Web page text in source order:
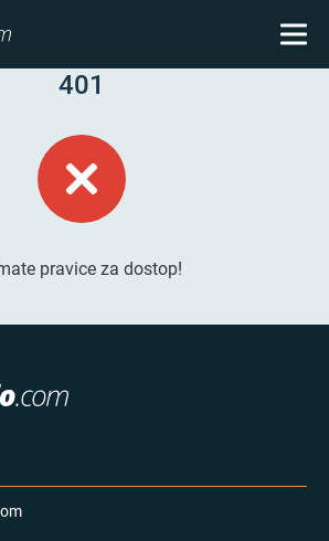
401
pravice za dostop!